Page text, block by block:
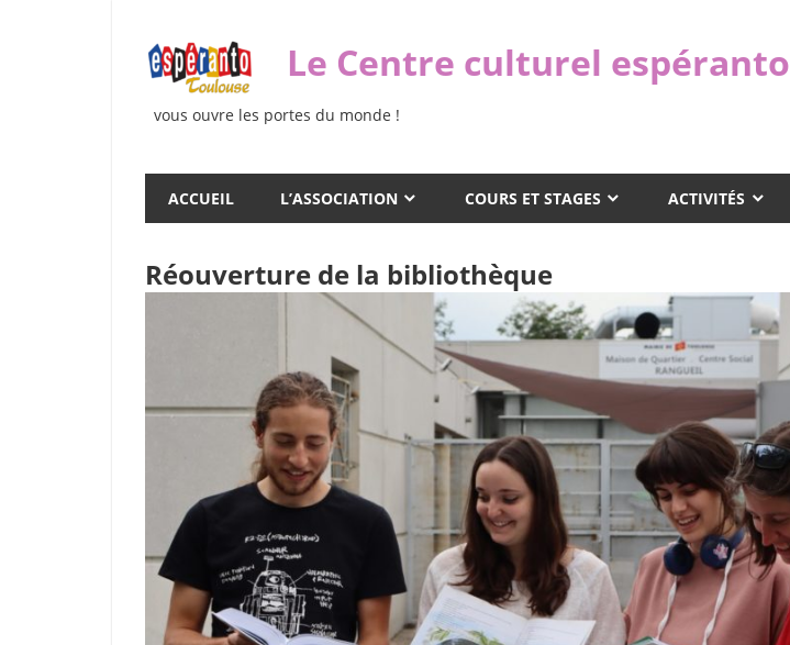
content
Le Centre culturel espéranto
vous ouvre les portes du monde !
ACCUEIL L’ASSOCIATION COURS ET STAGES ACTIVITÉS
Réouverture de la bibliothèque